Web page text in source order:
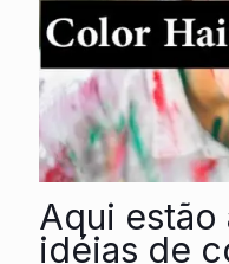
Aqui estão
idéias de